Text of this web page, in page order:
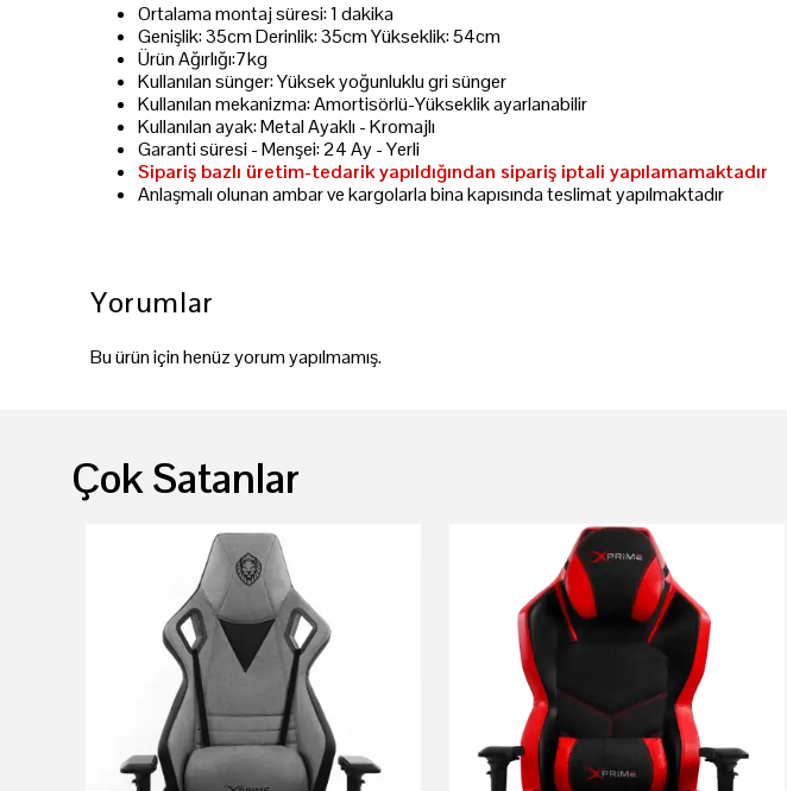
Ortalama montaj süresi: 1 dakika
Genişlik: 35cm Derinlik: 35cm Yükseklik: 54cm
Ürün Ağırlığı:7kg
Kullanılan sünger: Yüksek yoğunluklu gri sünger
Kullanılan mekanizma: Amortisörlü-Yükseklik ayarlanabilir
Kullanılan ayak: Metal Ayaklı - Kromajlı
Garanti süresi - Menşei: 24 Ay - Yerli
Sipariş bazlı üretim-tedarik yapıldığından sipariş iptali yapılamamaktadır
Anlaşmalı olunan ambar ve kargolarla bina kapısında teslimat yapılmaktadır
Yorumlar
Bu ürün için henüz yorum yapılmamış.
Çok Satanlar